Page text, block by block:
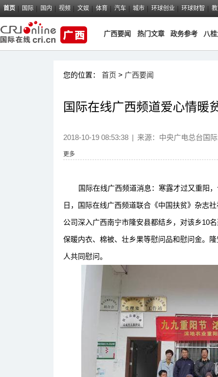
首页 国际 国内 视频 文娱 体育 汽车 城市 环球创业 环球财智
广西要闻 热门文章 政务参考 八
您的位置： 首页 > 广西要闻
国际在线广西频道爱心情暖
2018-10-19 08:53:38 | 来源： 中央广电总台国
更多
国际在线广西频道消息：寒露才过又重阳，
日，国际在线广西频道联合《中国扶贫》杂志
公司深入广西南宁市隆安县都结乡，对该乡10
保暖内衣、棉被、壮乡果等慰问品和慰问金。
人共同慰问。